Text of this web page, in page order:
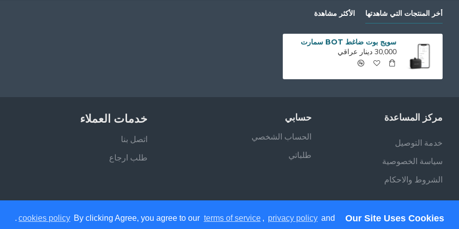
Our Site Uses Cookies
By clicking Agree, you agree to our terms of service , privacy policy and
cookies policy
.
أخر المنتجات التي شاهدتها الأكثر مشاهدة
سويج بوت ضاغط BOT سمارت
30,000 دينار عراقي
مركز المساعدة
خدمة التوصيل
سياسة الخصوصية
الشروط والاحكام
حسابي
الحساب الشخصي
طلباتي
خدمات العملاء
اتصل بنا
طلب ارجاع
جميع الحقوق محفوظة - فيلان ستور